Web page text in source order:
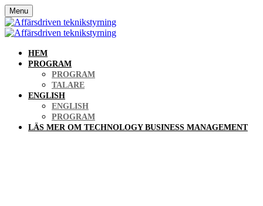
Menu
HEM
PROGRAM
PROGRAM
TALARE
ENGLISH
ENGLISH
PROGRAM
LÄS MER OM TECHNOLOGY BUSINESS MANAGEMENT